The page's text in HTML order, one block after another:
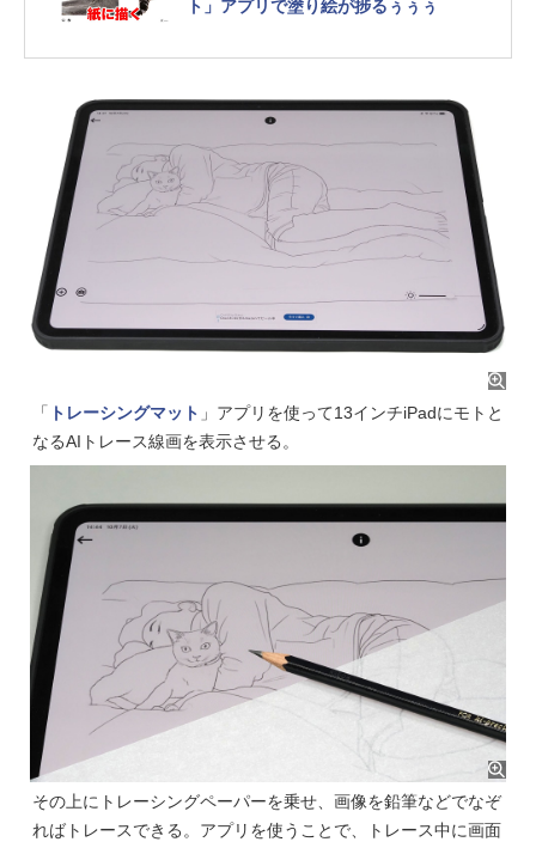
ト」アプリで塗り絵が捗るぅぅぅ
「 トレーシングマット 」アプリを使って13インチiPadにモトと
なるAIトレース線画を表示させる。
その上にトレーシングペーパーを乗せ、画像を鉛筆などでなぞ
ればトレースできる。アプリを使うことで、トレース中に画面